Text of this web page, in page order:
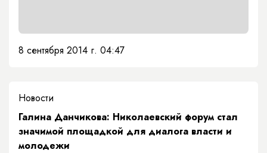
8 сентября 2014 г. 04:47
Новости
Галина Данчикова: Николаевский форум стал
значимой площадкой для диалога власти и
молодежи